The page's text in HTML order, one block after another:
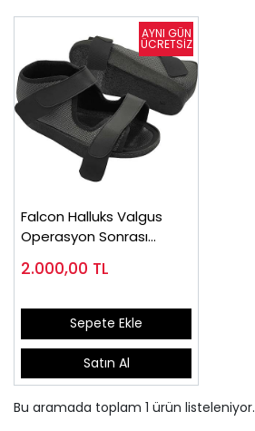
Falcon Halluks Valgus
Operasyon Sonrası
2.000,00 TL
Sepete Ekle
Satın Al
Bu aramada toplam 1 ürün listeleniyor.